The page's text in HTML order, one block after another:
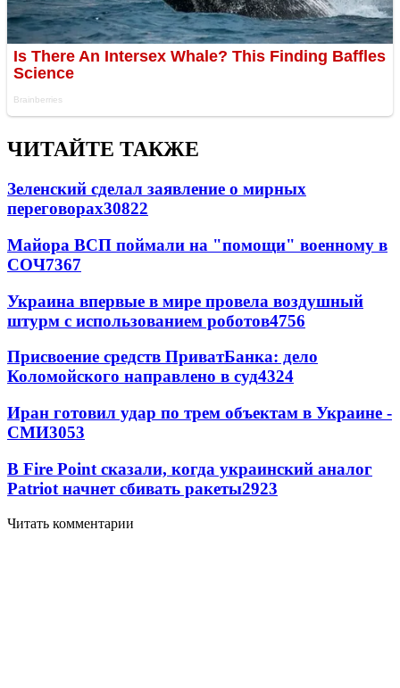
ЧИТАЙТЕ ТАКЖЕ
Зеленский сделал заявление о мирных
переговорах30822
Майора ВСП поймали на "помощи" военному в
СОЧ7367
Украина впервые в мире провела воздушный
штурм с использованием роботов4756
Присвоение средств ПриватБанка: дело
Коломойского направлено в суд4324
Иран готовил удар по трем объектам в Украине -
СМИ3053
В Fire Point сказали, когда украинский аналог
Patriot начнет сбивать ракеты2923
Читать комментарии